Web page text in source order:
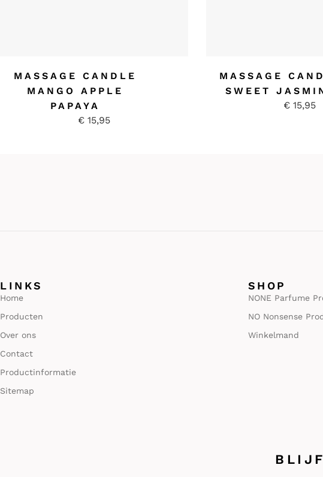
MASSAGE CANDLE
MANGO APPLE
PAPAYA
€15,95
MASSAGE
SWEET
€ 15,95
LINKS
Home
Producten
Over ons
Contact
Productinformatie
Sitemap
SHOP
NONE Parfume
NO Nonsense
Winkelmand